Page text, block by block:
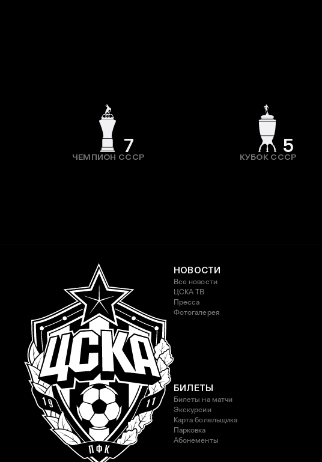
7
ЧЕМПИОН СССР
5
КУБОК СССР
НОВОСТИ
Все новости
ЦСКА ТВ
Пресса
Фотогалерея
БИЛЕТЫ
Билеты на матчи
Экскурсии
Карта болельщика
Парковка
Абонементы